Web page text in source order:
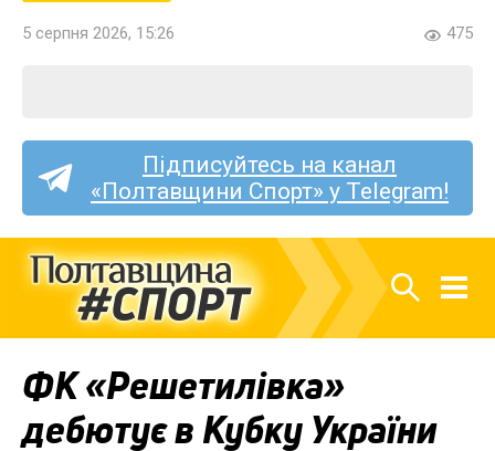
5 серпня 2026, 15:26 475
Підписуйтесь на канал
«Полтавщини Спорт» у Telegram!
ФК «Решетилівка»
дебютує в Кубку України